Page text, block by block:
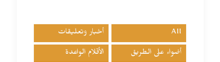
All أخبار وتعليقات
أضواء على الطريق الأقلام الواعدة